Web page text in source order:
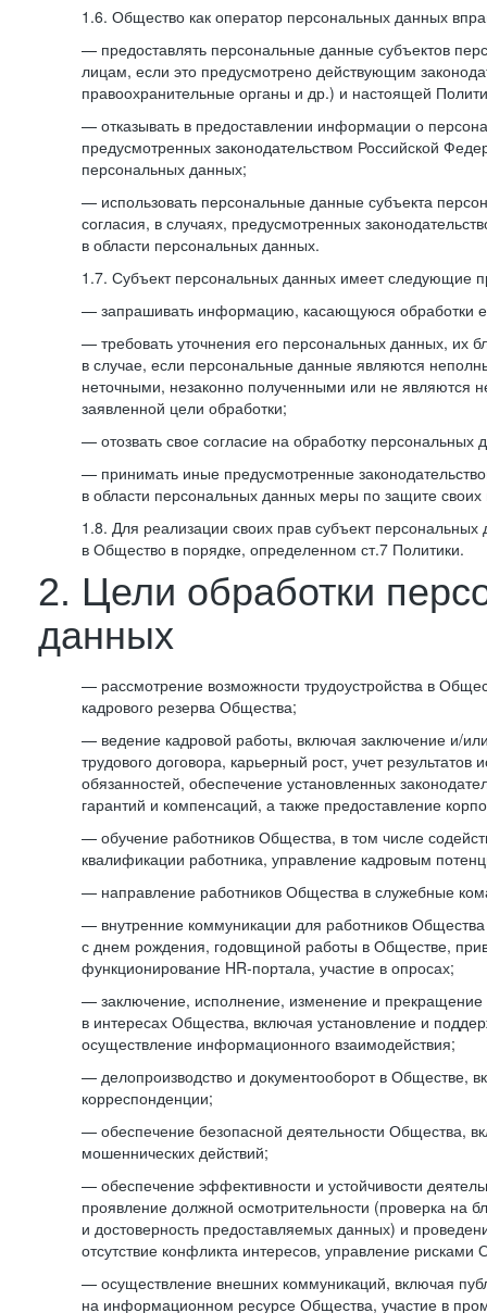
1.6. Общество как оператор персональных данных
— предоставлять персональные данные субъектов
лицам, если это предусмотрено действующим
правоохранительные органы и др.) и настоящей
— отказывать в предоставлении информации о
предусмотренных законодательством Российской
персональных данных;
— использовать персональные данные субъекта
согласия, в случаях, предусмотренных
в области персональных данных.
1.7. Субъект персональных данных имеет следующие
— запрашивать информацию, касающуюся обработки
— требовать уточнения его персональных данных, их
в случае, если персональные данные являются
неточными, незаконно полученными или не являются
заявленной цели обработки;
— отозвать свое согласие на обработку персональных
— принимать иные предусмотренные
в области персональных данных меры по защите своих
1.8. Для реализации своих прав субъект
в Общество в порядке, определенном ст.7 Политики.
2. Цели обработки
данных
— рассмотрение возможности трудоустройства в
кадрового резерва Общества;
— ведение кадровой работы, включая заключение и/
трудового договора, карьерный рост, учет
обязанностей, обеспечение установленных
гарантий и компенсаций, а также предоставление
— обучение работников Общества, в том числе
квалификации работника, управление кадровым
— направление работников Общества в служебные
— внутренние коммуникации для работников
с днем рождения, годовщиной работы в Обществе,
функционирование HR-портала, участие в опросах;
— заключение, исполнение, изменение и прекращение
в интересах Общества, включая установление и
осуществление информационного взаимодействия;
— делопроизводство и документооборот в Обществе,
корреспонденции;
— обеспечение безопасной деятельности Общества,
мошеннических действий;
— обеспечение эффективности и устойчивости
проявление должной осмотрительности (проверка на
и достоверность предоставляемых данных) и
отсутствие конфликта интересов, управление рисками
— осуществление внешних коммуникаций, включая
на информационном ресурсе Общества, участие в